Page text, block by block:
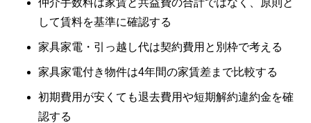
仲介手数料は家賃と共益費の合計ではなく、原則と
して賃料を基準に確認する
家具家電・引っ越し代は契約費用と別枠で考える
家具家電付き物件は4年間の家賃差まで比較する
初期費用が安くても退去費用や短期解約違約金を確
認する